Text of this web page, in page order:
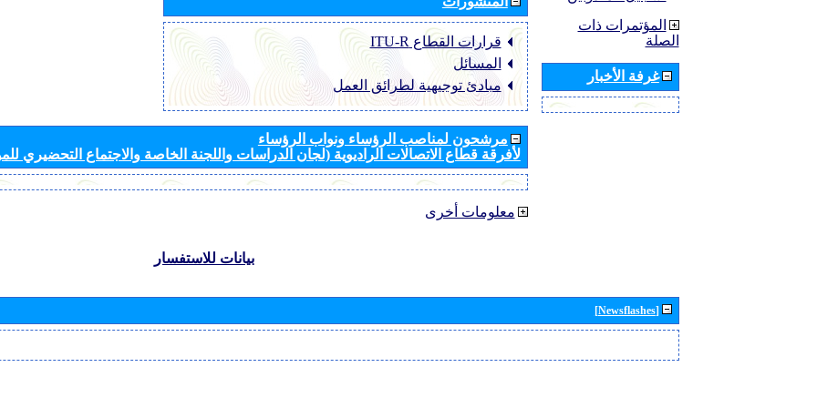
قرارات القطاع ‏ITU-R
المسائل
مبادئ توجيهية لطرائق العمل
مرشحون لمناصب الرؤساء ونواب الرؤساء
لأفرقة قطاع الاتصالات الراديوية (لجان الدراسات واللجنة الخاصة والاجتماع التحضيري
معلومات أخرى
المؤتمرات ذات
الصلة
غرفة الأخبار
بيانات للاستفسار
[Newsflashes]